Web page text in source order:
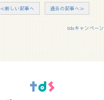
≪新しい記事へ 過去の記事へ≫
tdsキャンペーン